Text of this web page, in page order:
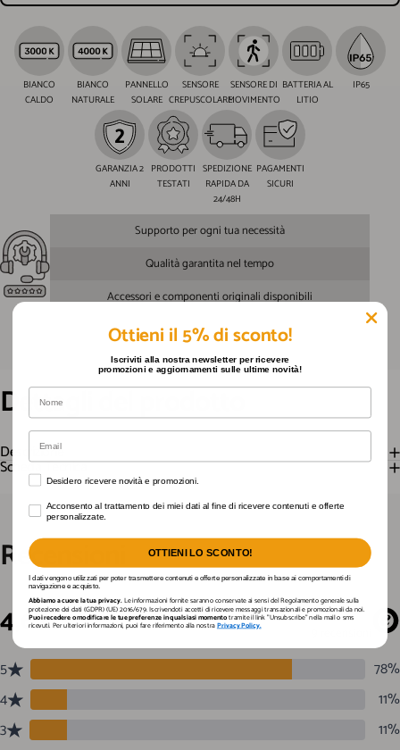
BIANCO
CALDO
BIANCO
NATURALE
PANNELLO
SOLARE
SENSORE
CREPUSCOLARE
SENSORE DI
MOVIMENTO
BATTERIA AL
LITIO
IP65
GARANZIA 2
ANNI
PRODOTTI
TESTATI
SPEDIZIONE
RAPIDA DA
24/48H
PAGAMENTI
SICURI
Supporto per ogni tua necessità
Qualità garantita nel tempo
Accessori e componenti originali disponibili
Dettaglidelprodotto
Descrizione
Scheda Tecnica
Recensioni
Ottieni il 5% di sconto!
Iscriviti alla nostra newsletter per ricevere
promozioni e aggiornamenti sulle ultime novità!
Nome
Email
Desidero ricevere novità e promozioni.
Desidero ricevere novità e promozioni.
Acconsento al trattamento dei miei dati al fine di ricevere contenuti e offerte
Acconsento al trattamento dei miei dati al fine di ricevere contenuti e offerte
personalizzate.
OTTIENI LO SCONTO!
I dati vengono utilizzati per poter trasmettere contenuti e offerte personalizzate in base ai comportamenti di
navigazione e acquisto.
Abbiamo a cuore la tua privacy.Le informazioni fornite saranno conservate ai sensi del Regolamento generale sulla
protezione dei dati (GDPR) (UE) 2016/679. Iscrivendoti accetti di ricevere messaggi transazionali e promozionali da noi.
Puoi recedere o modificare le tue preferenze in qualsiasi momentotramite il link "Unsubscribe" nella mail o sms
ricevuti. Per ulteriori informazioni, puoi fare riferimento alla nostraPrivacy Policy.